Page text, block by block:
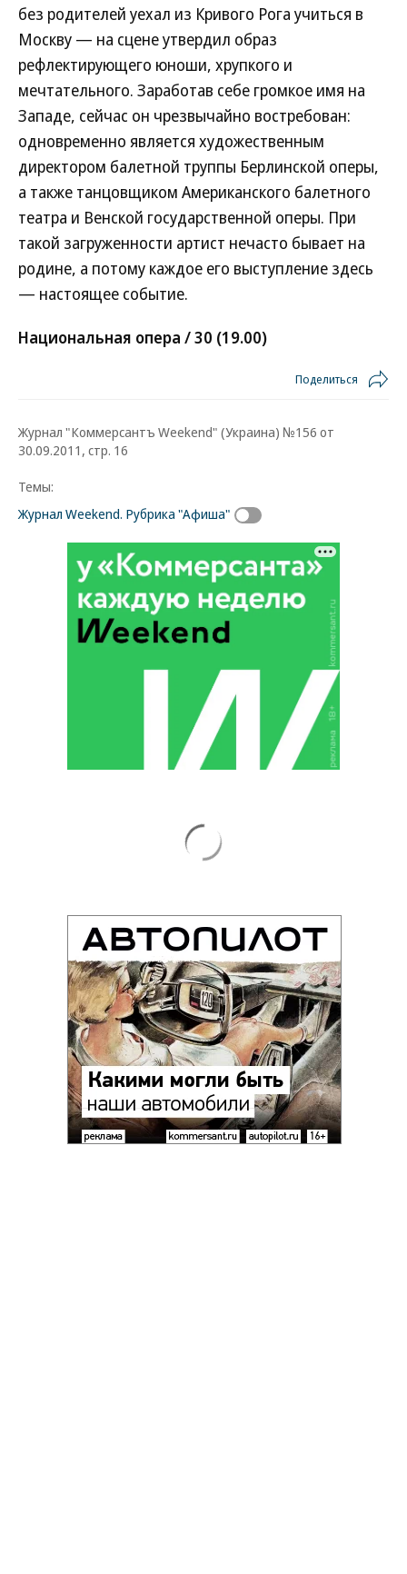
без родителей уехал из Кривого Рога учиться в
Москву — на сцене утвердил образ
рефлектирующего юноши, хрупкого и
мечтательного. Заработав себе громкое имя на
Западе, сейчас он чрезвычайно востребован:
одновременно является художественным
директором балетной труппы Берлинской оперы,
а также танцовщиком Американского балетного
театра и Венской государственной оперы. При
такой загруженности артист нечасто бывает на
родине, а потому каждое его выступление здесь
— настоящее событие.
Национальная опера / 30 (19.00)
Поделиться
Журнал "Коммерсантъ Weekend" (Украина) №156 от
30.09.2011, стр. 16
Темы:
Журнал Weekend. Рубрика "Афиша"